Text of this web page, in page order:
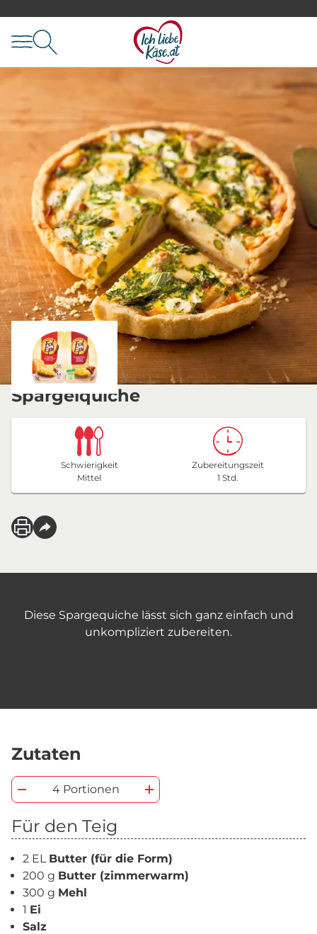
Spargelquiche
Schwierigkeit
Mittel
Zubereitungszeit
1 Std.
Diese Spargequiche lässt sich ganz einfach und
unkompliziert zubereiten.
Zutaten
4 Portionen
Für den Teig
2 EL Butter (für die Form)
200 g Butter (zimmerwarm)
300 g Mehl
1 Ei
Salz